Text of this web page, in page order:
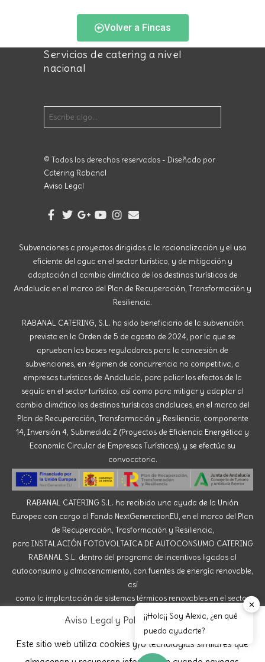
Volver a Fincas
Servicios de catering a nivel
nacional
© Todos los derechos reservados - Diseñado por
Catering Rabanal
Aviso Legal
Subvenciones a proyectos dirigidos a la racionalización y el uso
eficiente del agua en el sector turístico, y de mitigación y
adaptación al cambio climático de los destinos turísticos de
Andalucía en el marco del Plan de Recuperación, Transformación y
Resiliencia.
RABANAL CATERING, S.L. ha sido beneficiario de la subvención
prevista en la Orden de 5 de agosto de 2024, por la que se
aprueban las bases reguladoras para la concesión de
subvenciones, en régimen de concurrencia no competitiva, a
empresas turísticas de Andalucía, para paliar los efectos de la
sequía en el sector turístico, así como para mitigar y adaptar al
cambio climático los destinos turísticos andaluces, en el marco del
Plan de Recuperación, Transformación y Resiliencia, componente
14, Inversión 4, Submedida 2 (Proyectos de Eficiencia Energética y
Economía Circular de Empresas Turísticas), y se efectúa su
convocatoria.
RABANAL CATERING S.L. ha recibido una ayuda de la Unión
Europea con cargo al Fondo NextGenerationEU, en el marco del Plan
de Recuperación, Trasformación y Resiliencia,
para INSTALACIÓN FOTOVOLTAICA DE AUTOCONSUMO CATERING
RABANAL S.L. dentro del programa de incentivos ligados al
autoconsumo y almacenamiento, con fuentes de energía renovable,
así
como la implantación de sistemas térmicos renovables en el sector
residencial del Ministerio para la Transición Ecológica y el Reto
Demográfico, gestionado por la Junta de Andalucía,
a través de la Agencia Andaluza de la Energía.
Aviso Legal y Política de Cookies
Este sitio web utiliza cookies y/o tecnologías similares que
✕
¡¡Hola¡¡ Soy Alexia, ¿en qué
puedo ayudarte?